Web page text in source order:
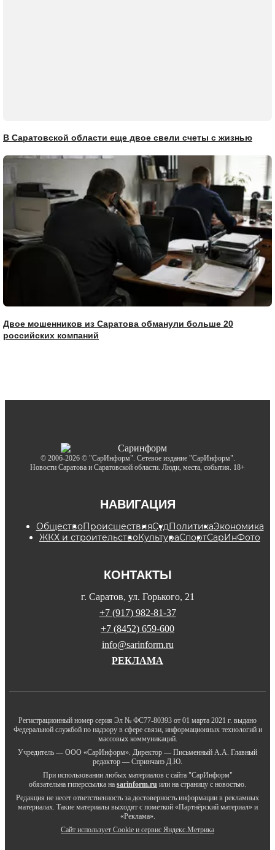
В Саратовской области еще двое свели счеты с жизнью
Двое мошенников из Саратова обманули больше 20
российских компаний
© 2006-2026 © "СарИнформ". Сетевое издание "СарИнформ".
Новости Саратова и Саратовской области. Люди, места, события. 18+
НАВИГАЦИЯ
ОбществоПроисшествияСудПолитикаЭкономика
ЖКХ и строительствоКультураСпортСарИнФото
КОНТАКТЫ
г. Саратов, ул. Горького, 21
+7 (917) 982-81-37
+7 (8452) 659-600
info@sarinform.ru
РЕКЛАМА
Регистрационный номер серия Эл № ФС77-80393 от 01 марта 2021 г. выдано
Федеральной службой по надзору в сфере связи, информационных технологий и
массовых коммуникаций.
Учредитель — ООО «СарИнформ». Директор — Письменный А.А. Главный
редактор — Спринчанэ Д.Ю.
При использовании любых материалов с сайта "СарИнформ"
обязательна гиперссылка на sarinform.ru или на страницу с новостью.
Редакция не несет ответственность за достоверность информации в рекламных
материалах. Такие материалы выходят с пометкой «Партнёрский материал» и
«Реклама».
Сайт использует Cookie и сервиc Яндекс.Метрика